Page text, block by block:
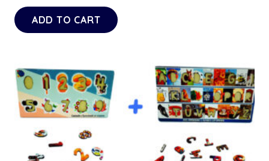
ADD TO CART